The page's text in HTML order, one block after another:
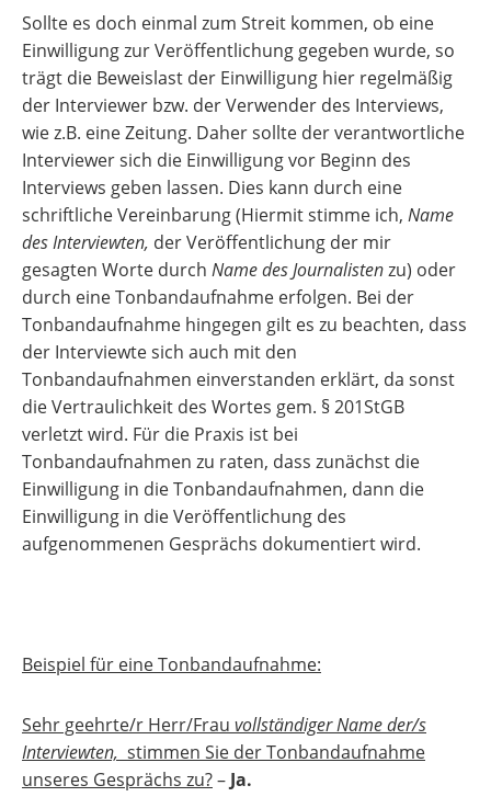
Sollte es doch einmal zum Streit kommen, ob eine
Einwilligung zur Veröffentlichung gegeben wurde, so
trägt die Beweislast der Einwilligung hier regelmäßig
der Interviewer bzw. der Verwender des Interviews,
wie z.B. eine Zeitung. Daher sollte der verantwortliche
Interviewer sich die Einwilligung vor Beginn des
Interviews geben lassen. Dies kann durch eine
schriftliche Vereinbarung (Hiermit stimme ich, Name
des Interviewten, der Veröffentlichung der mir
gesagten Worte durch Name des Journalistenzu) oder
durch eine Tonbandaufnahme erfolgen. Bei der
Tonbandaufnahme hingegen gilt es zu beachten, dass
der Interviewte sich auch mit den
Tonbandaufnahmen einverstanden erklärt, da sonst
die Vertraulichkeit des Wortes gem. § 201StGB
verletzt wird. Für die Praxis ist bei
Tonbandaufnahmen zu raten, dass zunächst die
Einwilligung in die Tonbandaufnahmen, dann die
Einwilligung in die Veröffentlichung des
aufgenommenen Gesprächs dokumentiert wird.
Beispiel für eine Tonbandaufnahme:
Sehr geehrte/r Herr/Frau vollständiger Name der/s
Interviewten, stimmen Sie der Tonbandaufnahme
unseres Gesprächs zu?– Ja.